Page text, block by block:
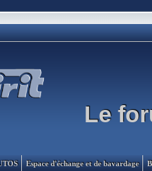
Le
Espace d'échange et de bavardage